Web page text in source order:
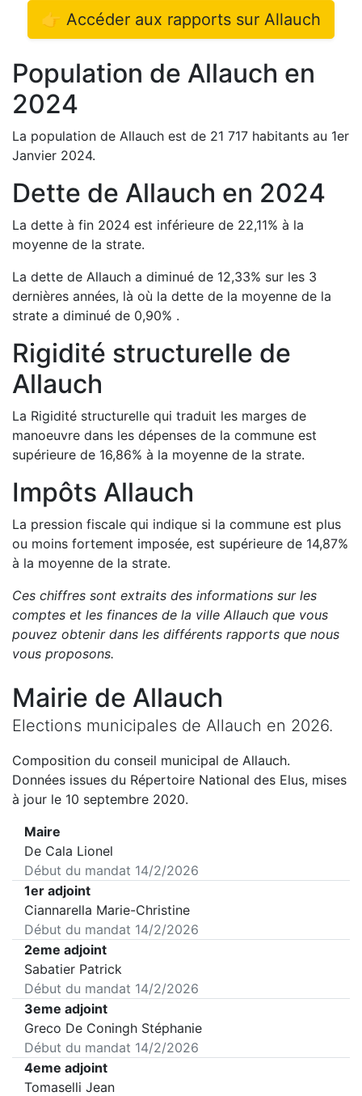
👉 Accéder aux rapports sur Allauch
Population de Allauch en
2024
La population de Allauch est de 21 717 habitants au 1er
Janvier 2024.
Dette de Allauch en 2024
La dette à fin 2024 est inférieure de 22,11% à la
moyenne de la strate.
La dette de Allauch a diminué de 12,33% sur les 3
dernières années, là où la dette de la moyenne de la
strate a diminué de 0,90% .
Rigidité structurelle de
Allauch
La Rigidité structurelle qui traduit les marges de
manoeuvre dans les dépenses de la commune est
supérieure de 16,86% à la moyenne de la strate.
Impôts Allauch
La pression fiscale qui indique si la commune est plus
ou moins fortement imposée, est supérieure de 14,87%
à la moyenne de la strate.
Ces chiffres sont extraits des informations sur les
comptes et les finances de la ville Allauch que vous
pouvez obtenir dans les différents rapports que nous
vous proposons.
Mairie de Allauch
Elections municipales de Allauch en 2026.
Composition du conseil municipal de Allauch.
Données issues du Répertoire National des Elus, mises
à jour le 10 septembre 2020.
Maire
De Cala Lionel
Début du mandat 14/2/2026
1er adjoint
Ciannarella Marie-Christine
Début du mandat 14/2/2026
2eme adjoint
Sabatier Patrick
Début du mandat 14/2/2026
3eme adjoint
Greco De Coningh Stéphanie
Début du mandat 14/2/2026
4eme adjoint
Tomaselli Jean